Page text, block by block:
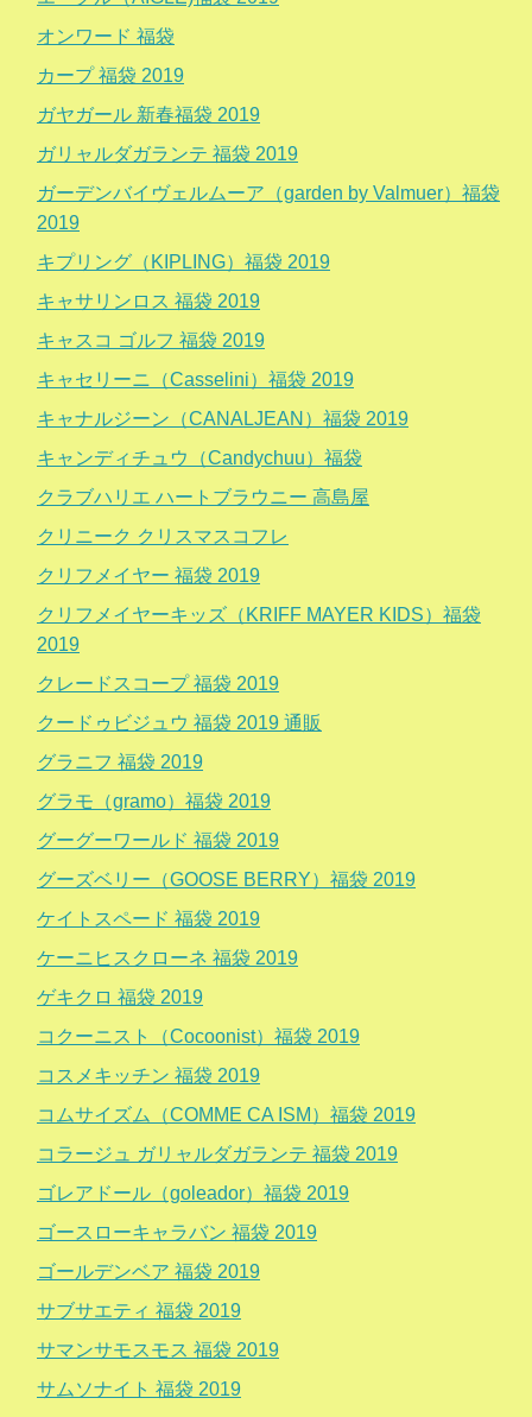
オンワード 福袋
カープ 福袋 2019
ガヤガール 新春福袋 2019
ガリャルダガランテ 福袋 2019
ガーデンバイヴェルムーア（garden by Valmuer）福袋
2019
キプリング（KIPLING）福袋 2019
キャサリンロス 福袋 2019
キャスコ ゴルフ 福袋 2019
キャセリーニ（Casselini）福袋 2019
キャナルジーン（CANALJEAN）福袋 2019
キャンディチュウ（Candychuu）福袋
クラブハリエ ハートブラウニー 高島屋
クリニーク クリスマスコフレ
クリフメイヤー 福袋 2019
クリフメイヤーキッズ（KRIFF MAYER KIDS）福袋
2019
クレードスコープ 福袋 2019
クードゥビジュウ 福袋 2019 通販
グラニフ 福袋 2019
グラモ（gramo）福袋 2019
グーグーワールド 福袋 2019
グーズベリー（GOOSE BERRY）福袋 2019
ケイトスペード 福袋 2019
ケーニヒスクローネ 福袋 2019
ゲキクロ 福袋 2019
コクーニスト（Cocoonist）福袋 2019
コスメキッチン 福袋 2019
コムサイズム（COMME CA ISM）福袋 2019
コラージュ ガリャルダガランテ 福袋 2019
ゴレアドール（goleador）福袋 2019
ゴースローキャラバン 福袋 2019
ゴールデンベア 福袋 2019
サブサエティ 福袋 2019
サマンサモスモス 福袋 2019
サムソナイト 福袋 2019